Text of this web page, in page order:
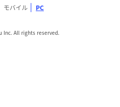
モバイル PC
Inc. All rights reserved.